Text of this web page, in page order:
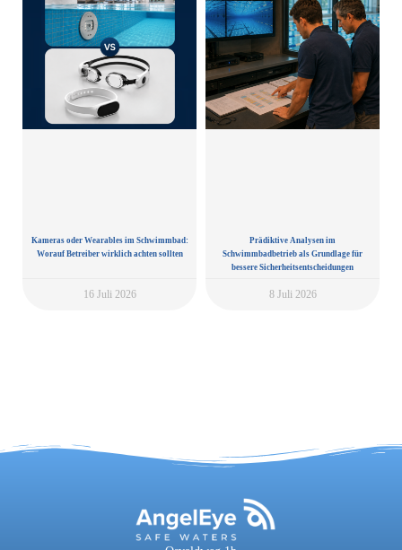
Kameras oder Wearables im Schwimmbad:
Worauf Betreiber wirklich achten sollten
16 Juli 2026
Prädiktive Analysen im
Schwimmbadbetrieb als Grundlage für
bessere Sicherheitsentscheidungen
8 Juli 2026